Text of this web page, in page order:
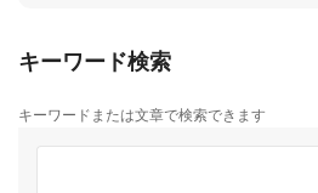
キーワード検索
キーワードまたは文章で検索できます